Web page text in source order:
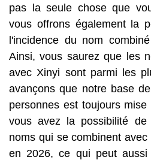
pas la seule chose que
vous offrons également la
l'incidence du nom
Ainsi, vous saurez que les
avec Xinyi sont parmi les
avançons que notre base
personnes est toujours
vous avez la possibilité
noms qui se combinent
en 2026, ce qui peut